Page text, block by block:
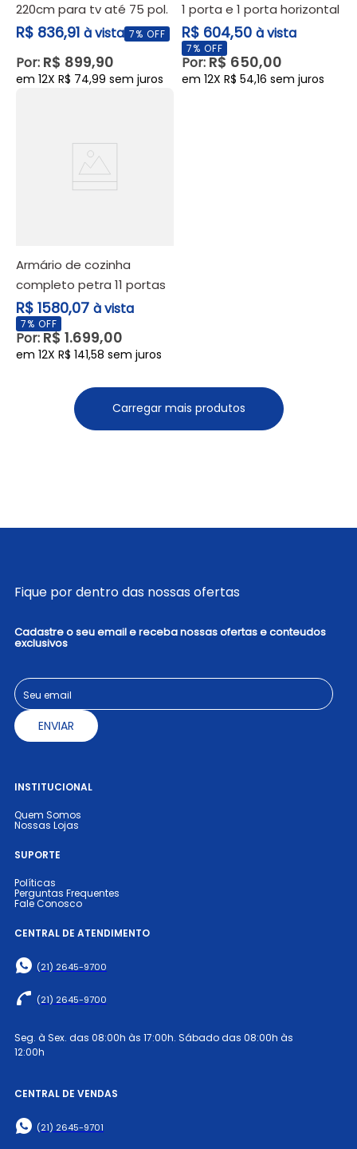
220cm para tv até 75 pol.
off white cinamomo - hb
R$ 836,91 à vista 7% OFF
Por: R$ 899,90
em 12X R$ 74,99 sem juros
1 porta e 1 porta horizontal
off white nápoles -
itatiaia
R$ 604,50 à vista
7% OFF
Por:R$ 650,00
em 12X R$ 54,16 sem juros
armário de cozinha
completo petra 11 portas
e 2 gavetas cinamomo
off white - valdemóveis
R$ 1580,07 à vista
7% OFF
Por:R$1.699,00
em 12X R$ 141,58 sem juros
Fique por dentro das nossas ofertas
Cadastre o seu email e receba nossas ofertas e conteudos
exclusivos
ENVIAR
INSTITUCIONAL
Quem Somos
Nossas Lojas
SUPORTE
Políticas
Perguntas Frequentes
Fale Conosco
CENTRAL DE ATENDIMENTO
(21) 2645-9700
(21) 2645-9700
Seg. à Sex. das 08:00h às 17:00h. Sábado das 08:00h às
12:00h
CENTRAL DE VENDAS
(21) 2645-9701